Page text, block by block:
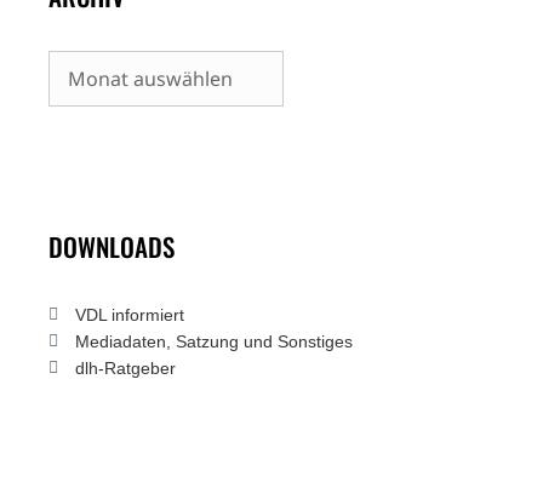
Archiv
DOWNLOADS
VDL informiert
Mediadaten, Satzung und Sonstiges
dlh-Ratgeber